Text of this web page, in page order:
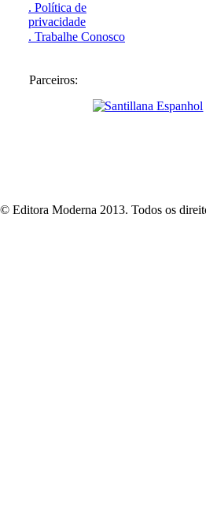
. Política de
privacidade
. Trabalhe Conosco
Parceiros:
© Editora Moderna 2013. Todos os